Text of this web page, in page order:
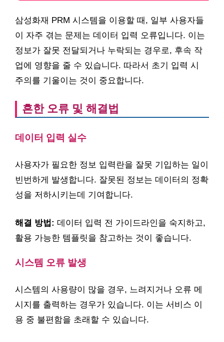
삼성화재 PRM 시스템을 이용할 때, 일부 사용자들
이 자주 겪는 문제는 데이터 입력 오류입니다. 이는
정보가 잘못 전달되거나 누락되는 경우로, 후속 작
업에 영향을 줄 수 있습니다. 따라서 초기 입력 시
주의를 기울이는 것이 중요합니다.
흔한 오류 및 해결법
데이터 입력 실수
사용자가 필요한 정보 입력란을 잘못 기입하는 일이
빈번하게 발생합니다. 잘못된 정보는 데이터의 정확
성을 저하시키는데 기여합니다.
해결 방법: 데이터 입력 전 가이드라인을 숙지하고,
활용 가능한 템플릿을 참고하는 것이 좋습니다.
시스템 오류 발생
시스템의 사용량이 많을 경우, 느려지거나 오류 메
시지를 출력하는 경우가 있습니다. 이는 서비스 이
용 중 불편함을 초래할 수 있습니다.